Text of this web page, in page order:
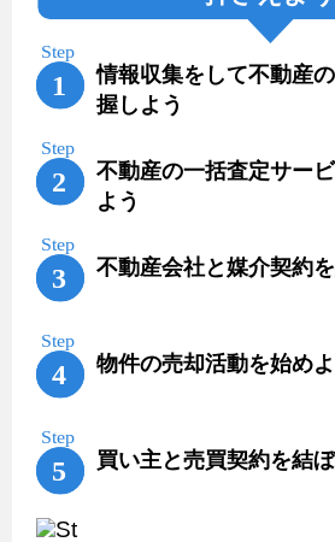
情報収集をして不動産
握しよう
不動産の一括査定サー
よう
不動産会社と媒介契約
物件の売却活動を始めよ
買い主と売買契約を結ぼ